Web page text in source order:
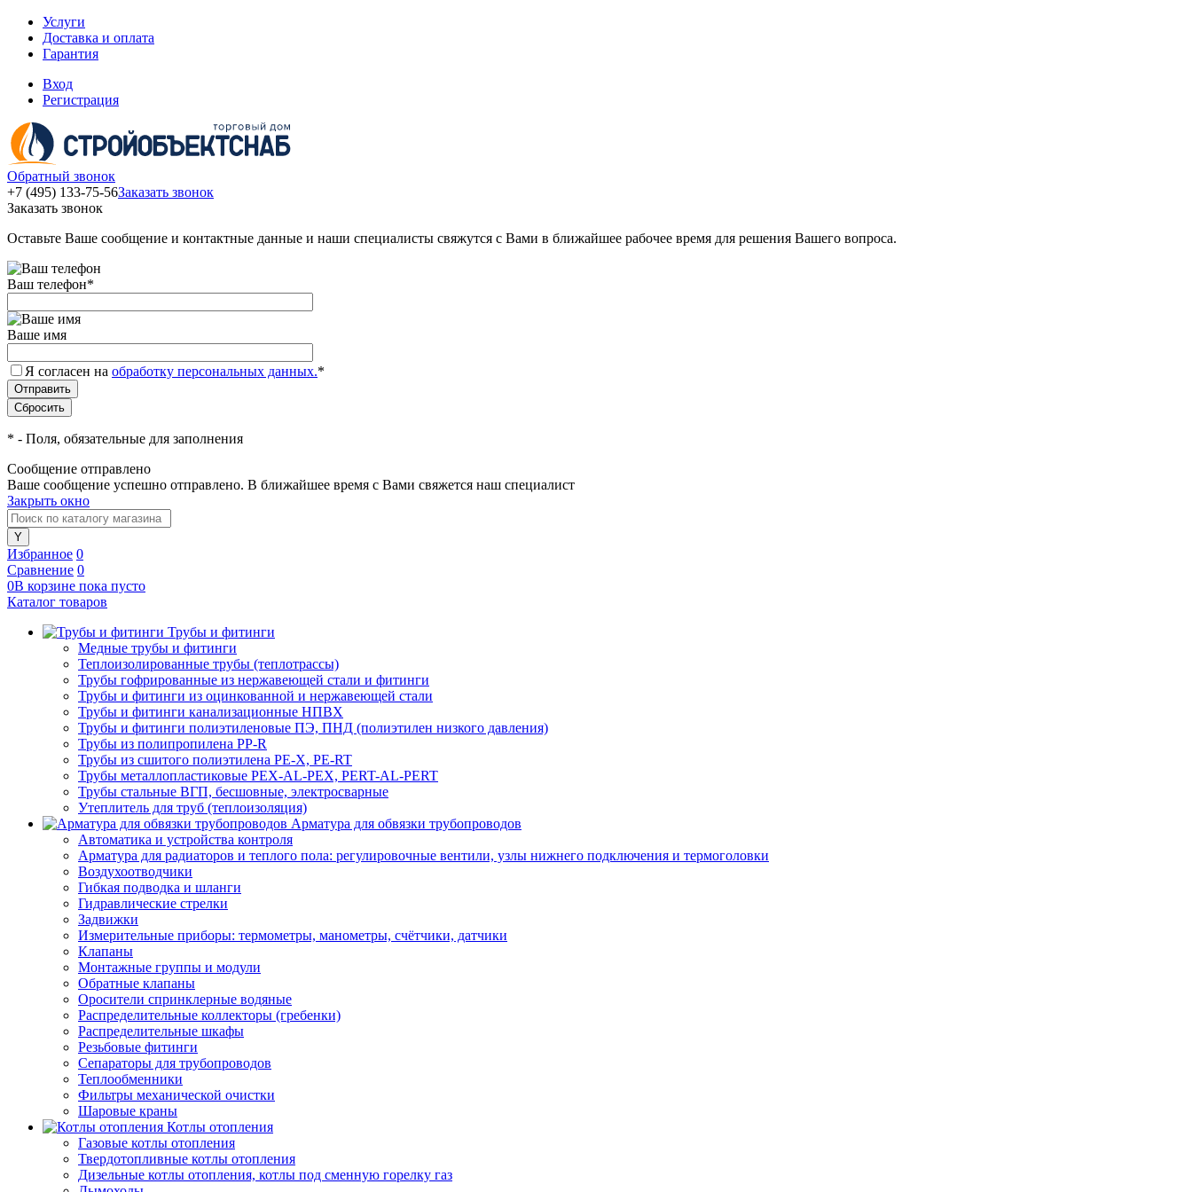
Услуги
Доставка и оплата
Гарантия
Вход
Регистрация
Обратный звонок
+7 (495) 133-75-56Заказать звонок
Заказать звонок
Оставьте Ваше сообщение и контактные данные и наши специалисты свяжутся с Вами в ближайшее рабочее время для решения Вашего вопроса.
Ваш телефон*
Ваше имя
Я согласен на обработку персональных данных.*
* - Поля, обязательные для заполнения
Сообщение отправлено
Ваше сообщение успешно отправлено. В ближайшее время с Вами свяжется наш специалист
Закрыть окно
Избранное 0
Сравнение 0
0В корзине пока пусто
Каталог товаров
Трубы и фитинги
Медные трубы и фитинги
Теплоизолированные трубы (теплотрассы)
Трубы гофрированные из нержавеющей стали и фитинги
Трубы и фитинги из оцинкованной и нержавеющей стали
Трубы и фитинги канализационные НПВХ
Трубы и фитинги полиэтиленовые ПЭ, ПНД (полиэтилен низкого давления)
Трубы из полипропилена PP-R
Трубы из сшитого полиэтилена PE-X, PE-RT
Трубы металлопластиковые PEX-AL-PEX, PERT-AL-PERT
Трубы стальные ВГП, бесшовные, электросварные
Утеплитель для труб (теплоизоляция)
Арматура для обвязки трубопроводов
Автоматика и устройства контроля
Арматура для радиаторов и теплого пола: регулировочные вентили, узлы нижнего подключения и термоголовки
Воздухоотводчики
Гибкая подводка и шланги
Гидравлические стрелки
Задвижки
Измерительные приборы: термометры, манометры, счётчики, датчики
Клапаны
Монтажные группы и модули
Обратные клапаны
Оросители спринклерные водяные
Распределительные коллекторы (гребенки)
Распределительные шкафы
Резьбовые фитинги
Сепараторы для трубопроводов
Теплообменники
Фильтры механической очистки
Шаровые краны
Котлы отопления
Газовые котлы отопления
Твердотопливные котлы отопления
Дизельные котлы отопления, котлы под сменную горелку газ